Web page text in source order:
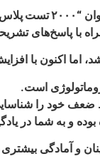
“۲۰۰۰ تست پلاس”
با پاسخ‌های
اکنون با
است.
ضعف خود را
و به شما در
و آمادگی